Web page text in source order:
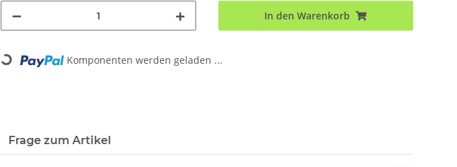
In den Warenkorb
Loading... Komponenten werden geladen ...
Frage zum Artikel